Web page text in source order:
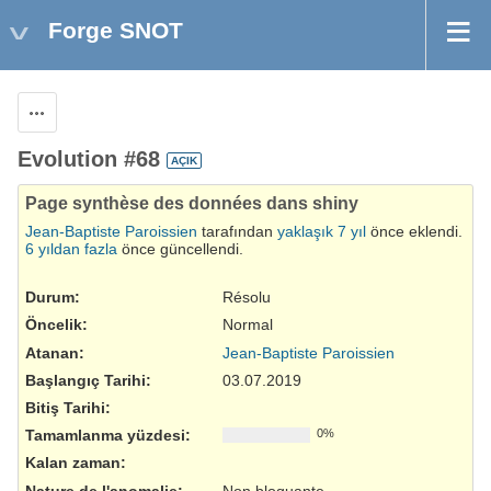
Forge SNOT
Evolution #68 AÇIK
Page synthèse des données dans shiny
Jean-Baptiste Paroissien tarafından yaklaşık 7 yıl önce eklendi.
6 yıldan fazla önce güncellendi.
Durum:
Résolu
Öncelik:
Normal
Atanan:
Jean-Baptiste Paroissien
Başlangıç Tarihi:
03.07.2019
Bitiş Tarihi:
Tamamlanma yüzdesi:
0%
Kalan zaman: